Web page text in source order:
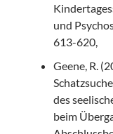
und
613-620,
Geene, R.
des
beim